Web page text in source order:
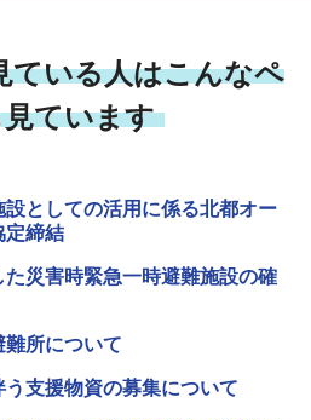
ている人はこんなペ
ています
としての活用に係る北都オー
定締結
災害時緊急一時避難施設の確
所について
支援物資の募集について